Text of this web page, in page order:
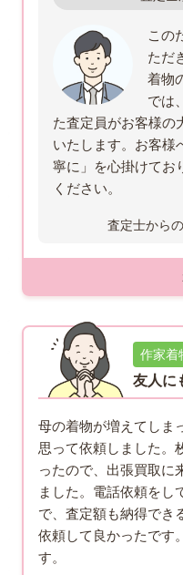
この
ただ
着物
では
た査定員がお客様の
いたします。お客様
寧に」を心掛けてお
ください。
査定士から
作家着
友人に
母の着物が増えてしま
思って依頼しました。
ったので、出張買取に
ました。電話依頼をし
で、査定額も納得でき
依頼して良かったです
す。